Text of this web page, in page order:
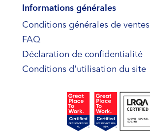
Informations générales
Conditions générales de ventes
FAQ
Déclaration de confidentialité
Conditions d'utilisation du site